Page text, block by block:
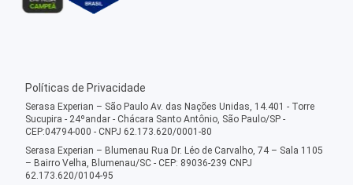
Políticas de Privacidade
Serasa Experian – São Paulo Av. das Nações Unidas, 14.401 - Torre
Sucupira - 24ºandar - Chácara Santo Antônio, São Paulo/SP -
CEP:04794-000 - CNPJ 62.173.620/0001-80
Serasa Experian – Blumenau Rua Dr. Léo de Carvalho, 74 – Sala 1105
– Bairro Velha, Blumenau/SC - CEP: 89036-239 CNPJ
62.173.620/0104-95